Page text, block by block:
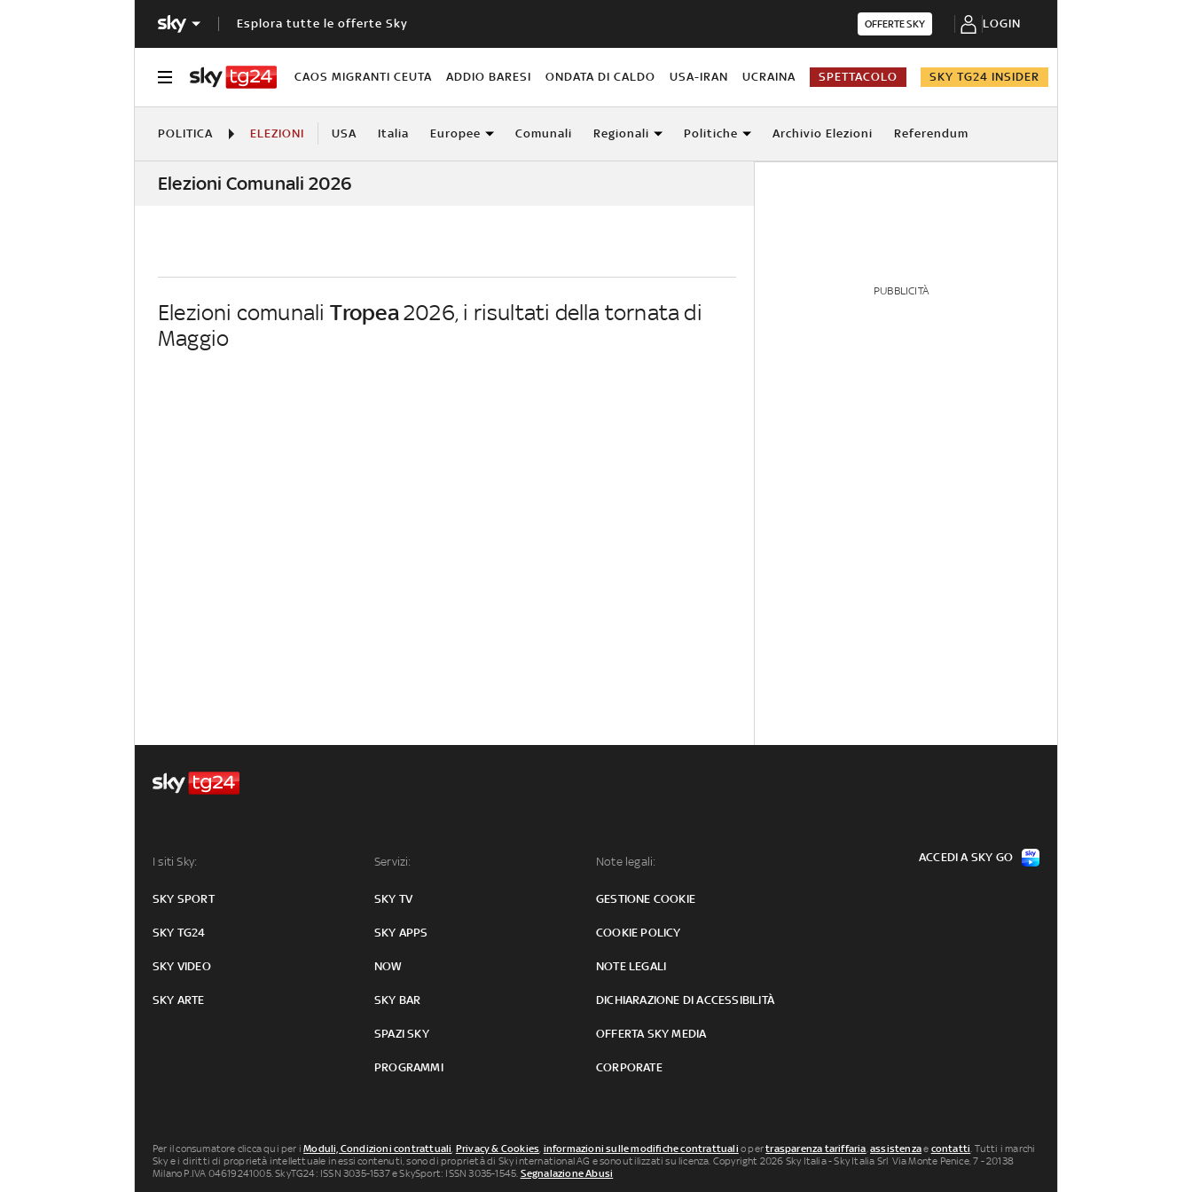
Esplora tutte le offerte Sky OFFERTE SKY LOGIN
CAOS MIGRANTI CEUTA ADDIO BARESI ONDATA DI CALDO USA-IRAN UCRAINA SPETTACOLO SKY TG24 INSIDER
POLITICA ELEZIONI USA Italia Europee Comunali Regionali Politiche Archivio Elezioni Referendum
Elezioni Comunali 2026
Elezioni comunali Tropea2026, i risultati della tornata di
Maggio
PUBBLICITÀ
I siti Sky:
SKY SPORT
SKY TG24
SKY VIDEO
SKY ARTE
Servizi:
SKY TV
SKY APPS
NOW
SKY BAR
SPAZI SKY
PROGRAMMI
Note legali:
GESTIONE COOKIE
COOKIE POLICY
NOTE LEGALI
DICHIARAZIONE DI ACCESSIBILITÀ
OFFERTA SKY MEDIA
CORPORATE
ACCEDI A SKY GO
Per il consumatore clicca qui per iModuli, Condizioni contrattuali, Privacy & Cookies, informazioni sulle modifiche contrattuali o pertrasparenza tariffaria,assistenzae contatti. Tutti i marchi
Sky e i diritti di proprietà intellettuale in essi contenuti, sono di proprietà di Sky international AG e sono utilizzati su licenza. Copyright 2026 Sky Italia - Sky Italia Srl Via Monte Penice, 7 - 20138
Milano P.IVA 04619241005. SkyTG24: ISSN 3035-1537 e SkySport: ISSN 3035-1545. Segnalazione Abusi